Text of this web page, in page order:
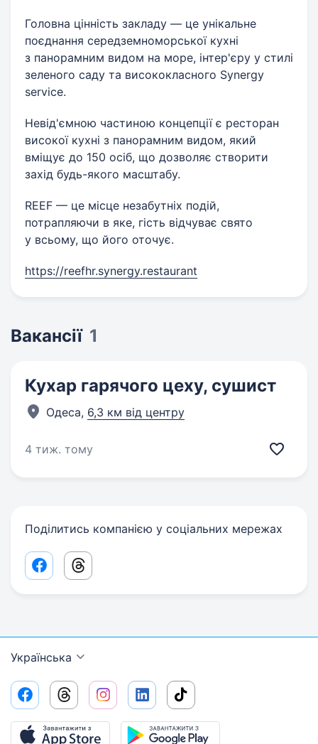
Головна цінність закладу — це унікальне
поєднання середземноморської кухні
з панорамним видом на море, інтер'єру у стилі
зеленого саду та висококласного Synergy
service.
Невід'ємною частиною концепції є ресторан
високої кухні з панорамним видом, який
вміщує до 150 осіб, що дозволяє створити
захід будь-якого масштабу.
REEF — це місце незабутніх подій,
потрапляючи в яке, гість відчуває свято
у всьому, що його оточує.
https://reefhr.synergy.restaurant
Вакансії 1
Кухар гарячого цеху, сушист
Одеса, 6,3 км від центру
4 тиж. тому
Поділитись компанією у соціальних мережах
Facebook share link
Threads share link
Українська